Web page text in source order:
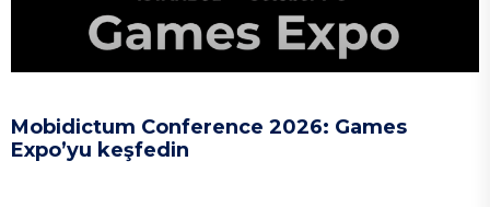
Mobidictum Conference 2026: Games
Expo’yu keşfedin